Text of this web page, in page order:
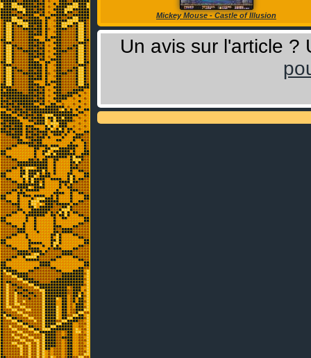
Mickey Mouse - Castle of Illusion
Un avis sur l'article